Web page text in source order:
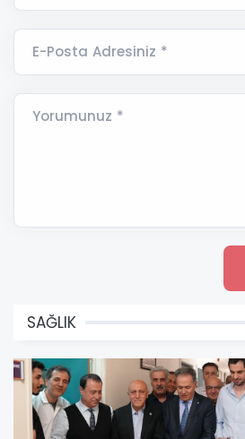
E-Posta Adresiniz *
Yorumunuz *
SAĞLIK